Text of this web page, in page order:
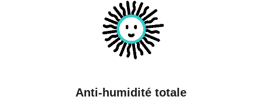
Anti-humidité totale